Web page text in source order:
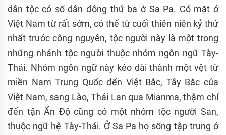
dân tộc có số dân đông thứ ba ở Sa Pa. Có mặt ở
Việt Nam từ rất sớm, có thể từ cuối thiên niên kỷ thứ
nhất trước công nguyên, tộc người này là một trong
những nhánh tộc người thuộc nhóm ngôn ngữ Tày-
Thái. Nhóm ngôn ngữ này kéo dài thành một vệt từ
miền Nam Trung Quốc đến Việt Bắc, Tây Bắc của
Việt Nam, sang Lào, Thái Lan qua Mianma, thậm chí
đến tận Ấn Độ cũng có một nhóm tộc người San,
thuộc ngữ hệ Tày-Thái. Ở Sa Pa họ sống tập trung ở